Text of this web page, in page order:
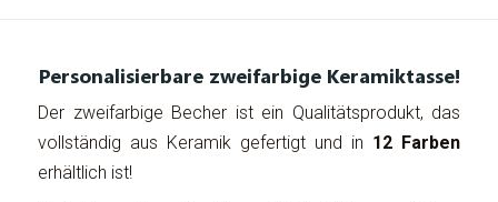
Personalisierbare zweifarbige Keramiktasse!
Der zweifarbige Becher ist ein Qualitätsprodukt, das
vollständig aus Keramik gefertigt und in 12 Farben
erhältlich ist!